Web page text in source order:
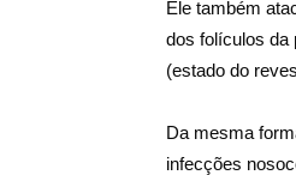
Ele também
dos folículos da
(estado do
Da mesma
infecções